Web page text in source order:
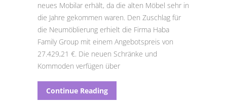
neues Mobilar erhält, da die alten Möbel sehr in
die Jahre gekommen waren. Den Zuschlag für
die Neumöblierung erhielt die Firma Haba
Family Group mit einem Angebotspreis von
27.429,21 €. Die neuen Schränke und
Kommoden verfügen über
Continue Reading